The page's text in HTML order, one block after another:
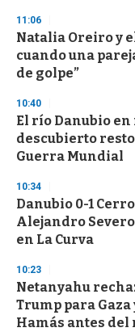
11:06
Natalia Oreiro y
cuando una
de golpe”
10:40
El río Danubio
descubierto
Guerra Mundial
10:34
Danubio 0-1
Alejandro
en La Curva
10:23
Netanyahu
Trump para
Hamás antes